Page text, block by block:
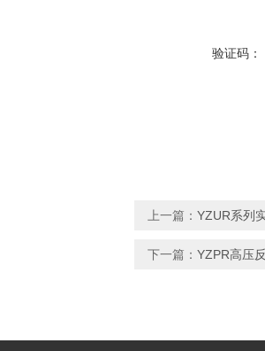
验证码：
上一篇： YZUR系列
下一篇： YZPR高压